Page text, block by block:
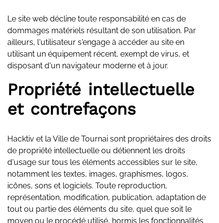
Le site web décline toute responsabilité en cas de
dommages matériels résultant de son utilisation. Par
ailleurs, l'utilisateur s'engage à accéder au site en
utilisant un équipement récent, exempt de virus, et
disposant d'un navigateur moderne et à jour.
Propriété intellectuelle
et contrefaçons
Hacktiv et la Ville de Tournai sont propriétaires des droits
de propriété intellectuelle ou détiennent les droits
d'usage sur tous les éléments accessibles sur le site,
notamment les textes, images, graphismes, logos,
icônes, sons et logiciels. Toute reproduction,
représentation, modification, publication, adaptation de
tout ou partie des éléments du site, quel que soit le
moyen ou le procédé utilisé, hormis les fonctionnalités